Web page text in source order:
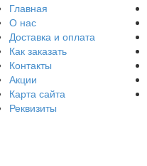
Главная
О нас
Доставка и оплата
Как заказать
Контакты
Акции
Карта сайта
Реквизиты